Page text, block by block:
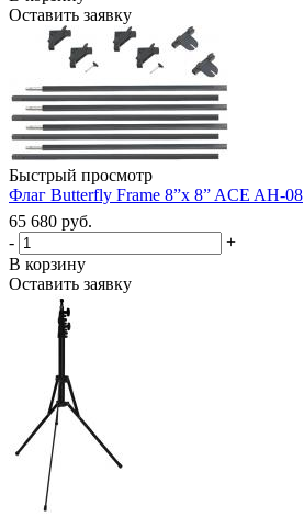
Оставить заявку
Быстрый просмотр
Флаг Butterfly Frame 8”x 8” ACE AH-08
65 680 руб.
-
+
В корзину
Оставить заявку